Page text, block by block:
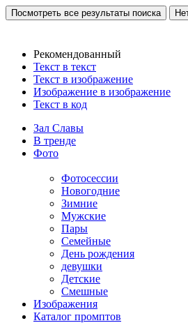
Посмотреть все результаты поиска
Рекомендованный
Текст в текст
Текст в изображение
Изображение в изображение
Текст в код
Зал Славы
В тренде
Фото
Фотосессии
Новогодние
Зимние
Мужские
Пары
Семейные
День рождения
девушки
Детские
Смешные
Изображения
Каталог промптов